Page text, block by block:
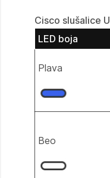
Cisco slušalice
LED boja
Plava
Beo